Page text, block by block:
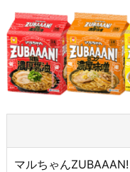
マルちゃん